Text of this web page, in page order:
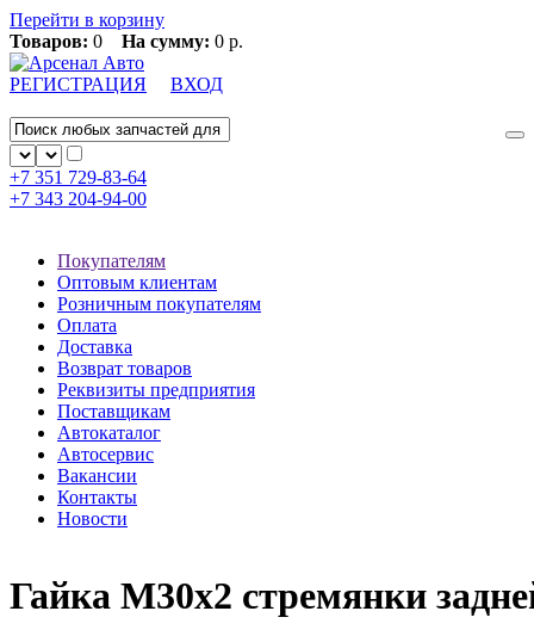
Перейти в корзину
Товаров: 0 На сумму: 0 р.
РЕГИСТРАЦИЯ ВХОД
+7 351 729-83-64
+7 343 204-94-00
Покупателям
Оптовым клиентам
Розничным покупателям
Оплата
Доставка
Возврат товаров
Реквизиты предприятия
Поставщикам
Автокаталог
Автосервис
Вакансии
Контакты
Новости
Гайка М30х2 стремянки